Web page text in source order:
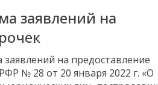
заявлений на
на предоставление
№ 28 от 20 января 2022 г. «О